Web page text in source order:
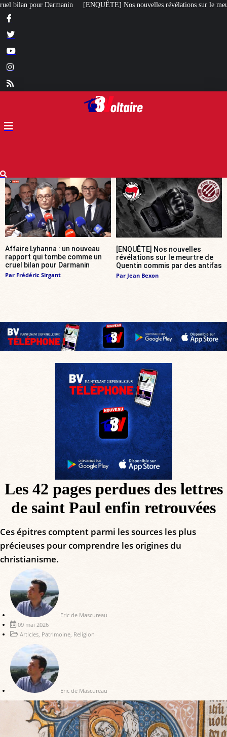
Nos nouvelles révélations sur le meurtre de Quentin commis par des
Affaire Lyhanna : un nouveau
rapport qui tombe comme un
cruel bilan pour Darmanin
Par Frédéric Sirgant
[ENQUÊTE] Nos nouvelles
révélations sur le meurtre de
Quentin commis par des antifas
Par Jean Bexon
Les 42 pages perdues des lettres
de saint Paul enfin retrouvées
Ces épitres comptent parmi les sources les plus
précieuses pour comprendre les origines du
christianisme.
Eric de Mascureau
09 mai 2026
Articles, Patrimoine, Religion
Eric de Mascureau